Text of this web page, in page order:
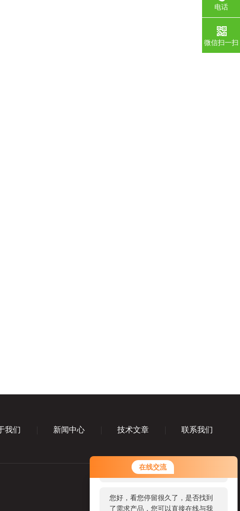
在线交流
您好！欢迎前来咨询，很高兴为您
服务，请问您要咨询什么问题呢？
您好，看您停留很久了，是否找到
了需求产品，您可以直接在线与我
我们 新闻中心 技术文章 联系我们
电话
微信扫一扫